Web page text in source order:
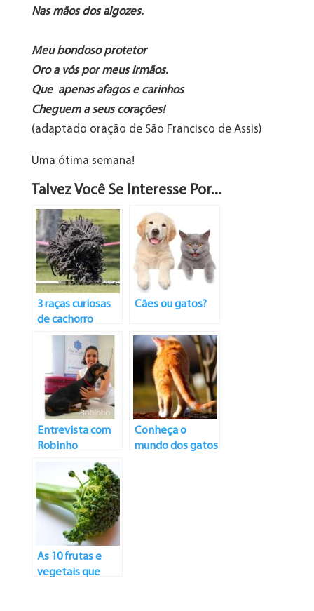
Nas mãos dos algozes.
Meu bondoso protetor
Oro a vós por meus irmãos.
Que apenasafagos e carinhos
Cheguem a seus corações!
(adaptado oração de São Francisco de Assis)
Uma ótima semana!
Talvez Você Se Interesse Por...
3 raças curiosas
de cachorro
Cães ou gatos?
Entrevista com
Robinho
Conheça o
mundo dos gatos
As 10 frutas e
vegetais que